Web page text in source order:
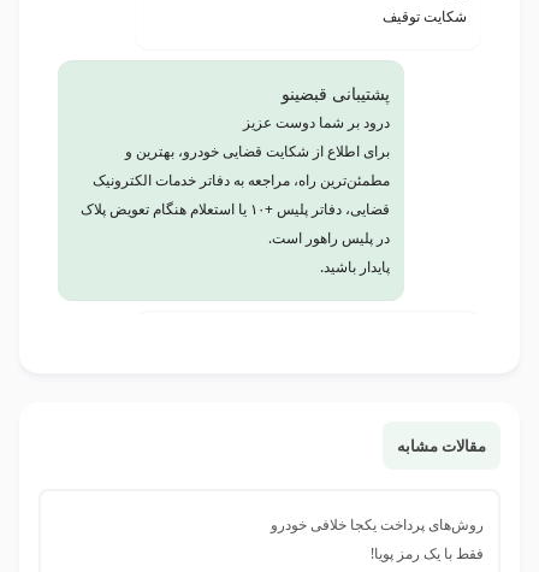
شکایت توقیف
پشتیبانی قبضینو
درود بر شما دوست عزیز
برای اطلاع از شکایت قضایی خودرو، بهترین و
مطمئن‌ترین راه، مراجعه به دفاتر خدمات الکترونیک
قضایی، دفاتر پلیس +۱۰ یا استعلام هنگام تعویض پلاک
در پلیس راهور است.
پایدار باشید.
شده، این موضوع ممکن است به دلایلی مانند وجود
جرائم پرداخت‌نشده، تخلفات رانندگی دارای شاکی
مقالات مشابه
روش‌های پرداخت یکجا خلافی خودرو
فقط با یک رمز پویا!